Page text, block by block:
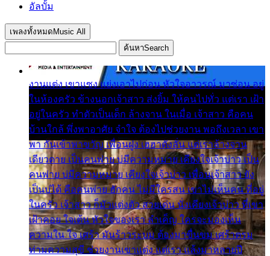
อัลบั้ม
เพลงทั้งหมด Music All
ค้นหาSearch
งานแต่ง เขาแซง แย่งเอาไปก่อน หัวใจอาวรณ์ มาซ่อน อยู่
ในห้องครัว ข้างนอกเจ้าสาว ส่งยิ้ม ให้คนไปทั่ว แต่เรา เฝ้า
อยู่ในครัว ทำตัวเป็นเด็ก ล้างจาน ในเมื่อ เจ้าสาว คือคน
บ้านใกล้ พึ่งพาอาศัย จำใจ ต้องไปช่วยงาน พอถึงเวลา เขา
พา กันเข้าพาขวัญ เพื่อนฝูง เฮฮาดังลั่น แต่เราล้างจาน
เดียวดาย เป็นคนพ่าย บ่มีความหมาย เคียงใจเจ้าบ่าว เป็น
คนพ่าย บ่มีความหมาย เคียงใจเจ้าบ่าว เพื่อนเจ้าสาว ยัง
เป็นบ่ได้ คือคนพ่าย ฮักคน ไม่มีใครสน เขาไม่เห็นคน ที่อยู่
ในครัว เจ้าสาว ก็มัวแต่งตัว สวยเด่น นั่งเคียงเจ้าบ่าว ที่เขา
เฝ้าคอย ใจเต้น หัวใจของเรา ลำเค็ญ ใครจะมองเห็น
ความใน ใจ เศร้า มันร้าวระบม ต้องมาขื่นขม เศร้าตรม
ท่ามความสุขี ช่วยงานเขาแต่ง แต่เรา แล้งมาหลายปี